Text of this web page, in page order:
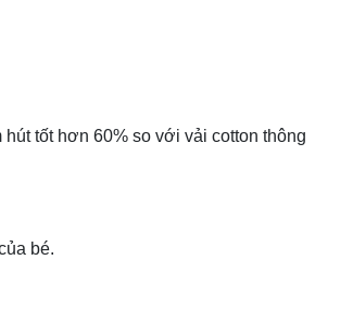
tốt hơn 60% so với vải cotton thông
bé.